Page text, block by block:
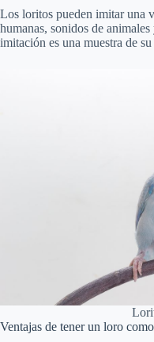
Los loritos pueden imitar una
humanas, sonidos de
imitación es una muestra de
Ventajas de tener un loro